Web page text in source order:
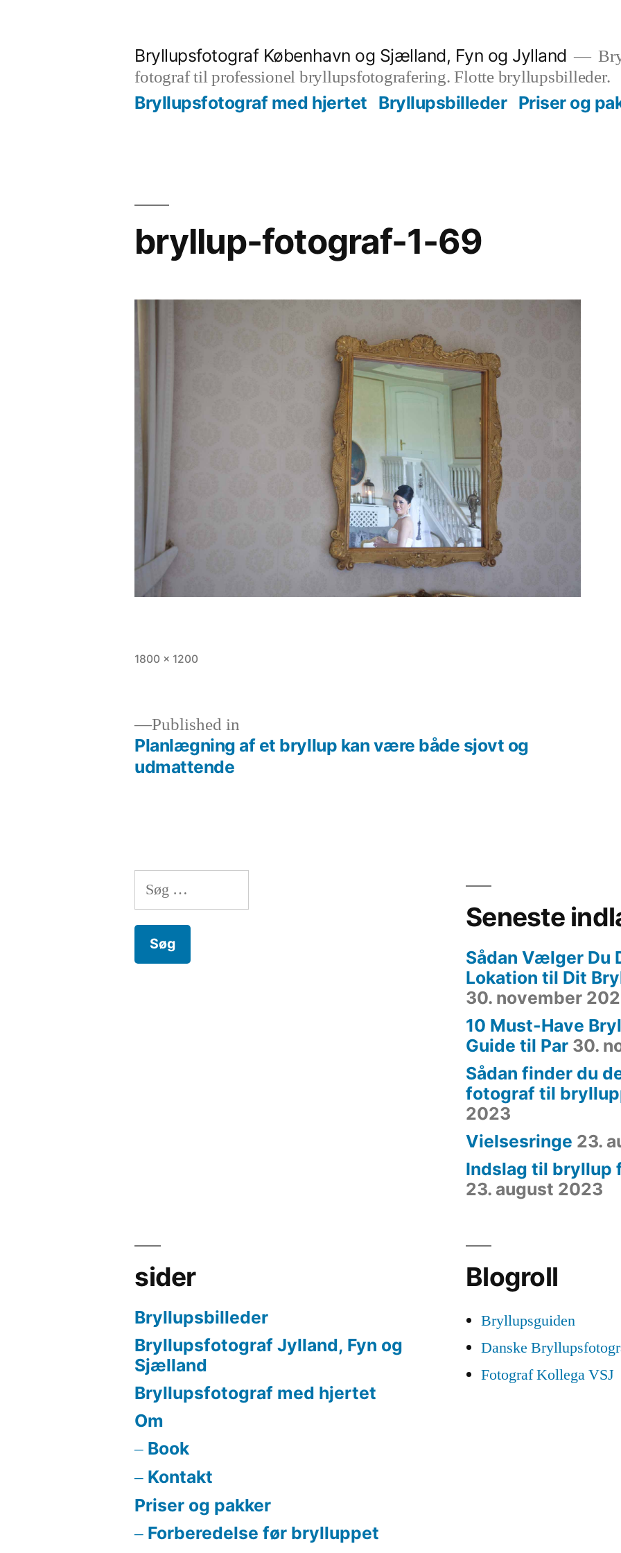
Bryllupsfotograf København og Sjælland, Fyn og Jylland
fotograf til professionel bryllupsfotografering. Flotte bryllupsbilleder.
Bryllupsfotograf med hjertet Bryllupsbilleder Priser og
bryllup-fotograf-1-69
Full
1800 × 1200
Indlægsnavigation
Published in
Planlægning af et bryllup kan være både sjovt og
udmattende
Søg
efter:
Seneste
Sådan Vælger Du
Lokation til Dit
30. november
10 Must-Have
Guide til Par 30.
Sådan finder du
fotograf til
2023
Vielsesringe 23.
Indslag til bryllup
23. august 2023
sider
Bryllupsbilleder
Bryllupsfotograf Jylland, Fyn og
Sjælland
Bryllupsfotograf med hjertet
Om
Book
Kontakt
Priser og pakker
Forberedelse før brylluppet
Blogroll
Bryllupsguiden
Danske
Fotograf Kollega VSJ